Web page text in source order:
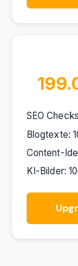
SEO
Blogtexte:
Content-
KI-Bilder: